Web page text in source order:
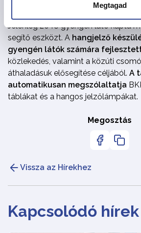
Megtagad
futár távkapcsoló
Jelenleg 20 fő gyengén látó kapta
segítő eszközt. A hangjelző
gyengén látók számára
közlekedés, valamint a közúti
áthaladásuk elősegítése céljából. A
automatikusan megszólaltatja
táblákat és a hangos jelzőlámpákat.
Megosztás
Vissza az Hírekhez
Kapcsolódó hírek